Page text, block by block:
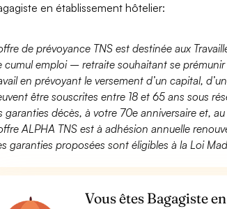
en établissement hôtelier:
de prévoyance TNS est destinée aux
cumul emploi – retraite souhaitant se
en prévoyant le versement d’un capital,
être souscrites entre 18 et 65 ans sous
garanties décès, à votre 70e anniversaire et,
ALPHA TNS est à adhésion annuelle
garanties proposées sont éligibles à la Loi
Vous êtes Bagagiste